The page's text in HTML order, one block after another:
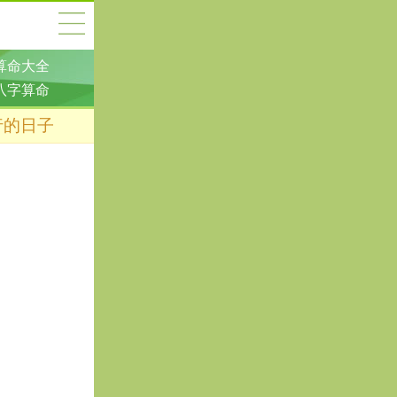
命大全
字算命
日子